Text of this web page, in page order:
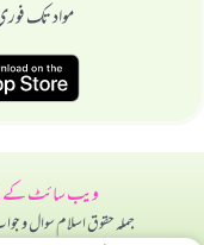
مواد تک
ویب سائٹ کے
جملہ حقوق اسلام سوال و جواب